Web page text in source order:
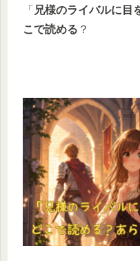
「 兄様のライバルに目
こで読める ？